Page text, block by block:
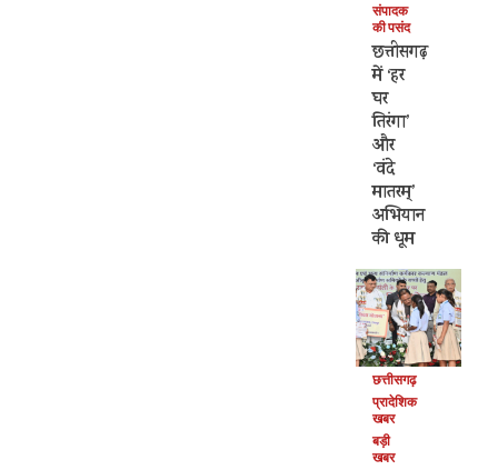
संपादक
की पसंद
छत्तीसगढ़
में ‘हर
घर
तिरंगा’
और
‘वंदे
मातरम्’
अभियान
की धूम
छत्तीसगढ़
प्रादेशिक
खबर
बड़ी
खबर